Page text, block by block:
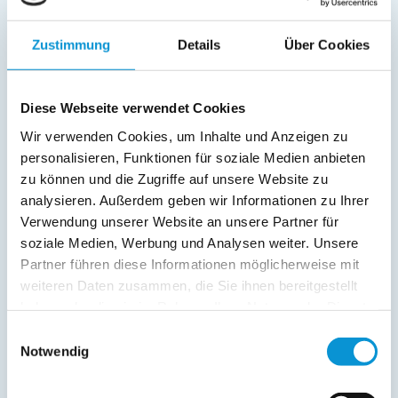
Zustimmung Details Über Cookies
Diese Webseite verwendet Cookies
Wir verwenden Cookies, um Inhalte und Anzeigen zu
personalisieren, Funktionen für soziale Medien anbieten
zu können und die Zugriffe auf unsere Website zu
analysieren. Außerdem geben wir Informationen zu Ihrer
Verwendung unserer Website an unsere Partner für
soziale Medien, Werbung und Analysen weiter. Unsere
Partner führen diese Informationen möglicherweise mit
weiteren Daten zusammen, die Sie ihnen bereitgestellt
Notwendig
Außenanlage:
Garten/Liegewiese
Parkplatz
Service:
Verpflegung:
Beschreibung